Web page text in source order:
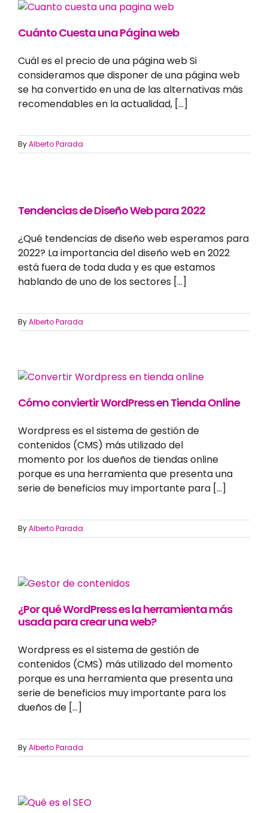
Cuánto Cuesta una Página web
Cuál es el precio de una página web Si
consideramos que disponer de una página web
se ha convertido en una de las alternativas más
recomendables en la actualidad, [...]
ByAlberto Parada
Tendencias de Diseño Web para 2022
¿Qué tendencias de diseño web esperamos para
2022? La importancia del diseño web en 2022
está fuera de toda duda y es que estamos
hablando de uno de los sectores [...]
ByAlberto Parada
Cómo conviertir WordPress en Tienda Online
Wordpress es el sistema de gestión de
contenidos (CMS) más utilizado del
momento por los dueños de tiendas online
porque es una herramienta que presenta una
serie de beneficios muy importante para [...]
ByAlberto Parada
¿Por qué WordPress es la herramienta más
usada para crear una web?
Wordpress es el sistema de gestión de
contenidos (CMS) más utilizado del momento
porque es una herramienta que presenta una
serie de beneficios muy importante para los
dueños de [...]
ByAlberto Parada